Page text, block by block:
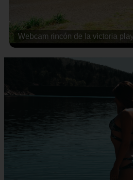
Webcam rincón de la victoria